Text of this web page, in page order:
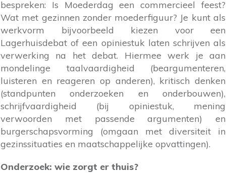
bespreken: Is Moederdag een commercieel feest?
Wat met gezinnen zonder moederfiguur? Je kunt als
werkvorm bijvoorbeeld kiezen voor een
Lagerhuisdebat of een opiniestuk laten schrijven als
verwerking na het debat. Hiermee werk je aan
mondelinge taalvaardigheid (beargumenteren,
luisteren en reageren op anderen), kritisch denken
(standpunten onderzoeken en onderbouwen),
schrijfvaardigheid (bij opiniestuk, mening
verwoorden met passende argumenten) en
burgerschapsvorming (omgaan met diversiteit in
gezinssituaties en maatschappelijke opvattingen).
Onderzoek: wie zorgt er thuis?